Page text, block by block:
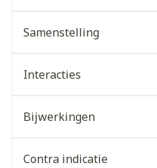
Samenstelling
Interacties
Bijwerkingen
Contra indicatie